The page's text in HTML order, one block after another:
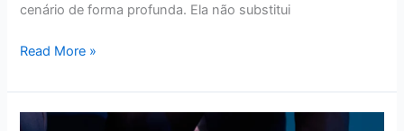
cenário de forma profunda. Ela não substitui
Read More »
5